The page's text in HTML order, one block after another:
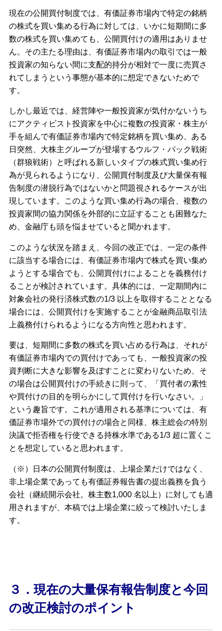
現在の公開買付制度では、有価証券市場内で特定の銘柄
の株式を買い集める行為に対しては、いかに短期間に多
数の株式を買い集めても、公開買付けの適用はありませ
ん。その主たる理由は、有価証券市場内の取引では一般
投資家の知らない間に支配的持分が相対で一度に売買さ
れてしまうという事態が基本的に想定できないためで
す。
しかし最近では、経営陣や一般投資家が気付かないうち
にアクティビスト投資家を中心に複数の投資家・株主が
手を組んで有価証券市場内で特定銘柄を買い集め、ある
日突然、大株主グループが登場するウルフ・パック戦術
（群狼戦術）と呼ばれる新しいタイプの株式買い集め行
為が見られるようになり、公開買付制度及び大量保有報
告制度の潜脱行為ではないかと問題視されるケースが出
現しています。このような買い集め行為の場合、複数の
投資家間の協力関係を外部的に立証することも困難なた
め、金融庁も頭を悩ませていると聞かれます。
このような状況を踏まえ、今回の改正では、一定の条件
に該当する場合には、有価証券市場内で株式を買い集め
ようとする場合でも、公開買付けによることを義務付け
ることが検討されています。具体的には、一定期間内に
対象会社の発行済株式数の1/3 以上を取得することとなる
場合には、公開買付けを実施することが金融商品取引法
上義務付けられるようになる方向性と思われます。
要は、短期間に多数の株式を買い占める行為は、それが
有価証券市場内での買付けであっても、一般投資家の投
資判断に大きな影響を及ぼすことに変わりないため、そ
の場合は公開買付けの手続きに則って、「買付者の素性
や買付けの目的を明らかにして買付けを行いなさい。」
という趣旨です。これが適用される基準については、有
価証券市場外での買付けの場合と同様、株主総会の特別
決議で拒否権を行使できる持株水準である1/3 超に置くこ
とを想定していると思われます。
（※）日本の公開買付制度は、上場企業だけではなく、
非上場企業であっても有価証券報告書の提出義務を負う
会社（継続開示会社。株主数1,000 名以上）に対しても適
用されますが、本稿では上場企業に絞って検討いたしま
す。
３．現在の大量保有報告制度と今回
の改正検討のポイント